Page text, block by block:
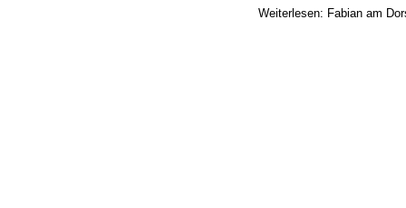
Weiterlesen: Fabian am